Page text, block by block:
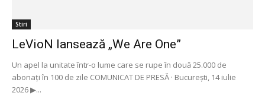
Stiri
LeVioN lansează „We Are One”
Un apel la unitate într-o lume care se rupe în două 25.000 de
abonați în 100 de zile COMUNICAT DE PRESĂ · București, 14 iulie
2026 ▶...